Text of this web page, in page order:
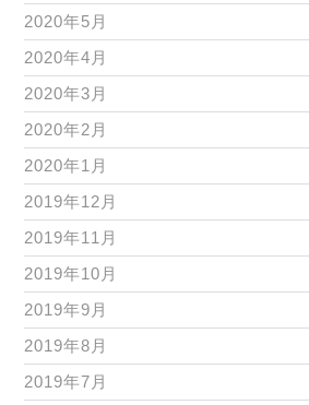
2020年5月
2020年4月
2020年3月
2020年2月
2020年1月
2019年12月
2019年11月
2019年10月
2019年9月
2019年8月
2019年7月